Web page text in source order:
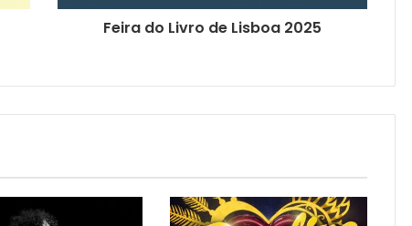
Feira do Livro de Lisboa 2025